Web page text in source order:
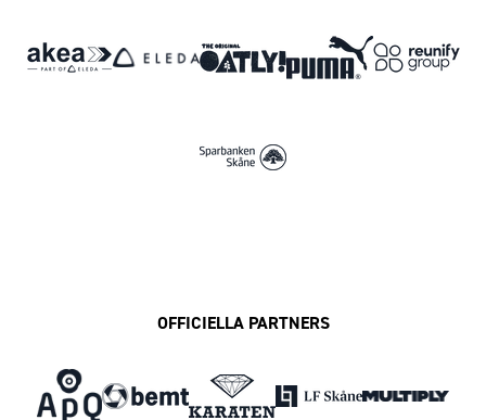
OFFICIELLA PARTNERS